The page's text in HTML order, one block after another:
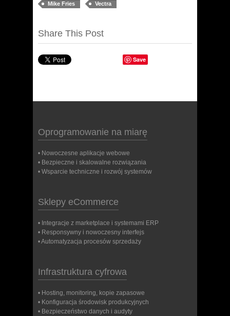
Mike Fries
Vectra
Share This Post
Save
Oprogramowanie na miarę
• Nowoczesne aplikacje webowe
• Bezpieczne i skalowalne rozwiązania
• Wsparcie techniczne i rozwój systemów
Sklepy eCommerce
• Integracje z marketplace i systemami ERP
• Responsywny i nowoczesny interfejs
• Automatyzacja procesów sprzedaży
Infrastruktura cyfrowa
• Hosting, monitoring, kopie zapasowe
• Konfiguracja środowisk produkcyjnych
• Bezpieczeństwo danych i audyty